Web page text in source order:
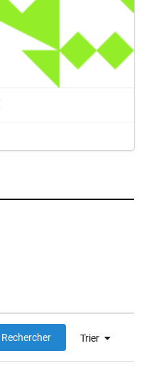
Trier
Rechercher